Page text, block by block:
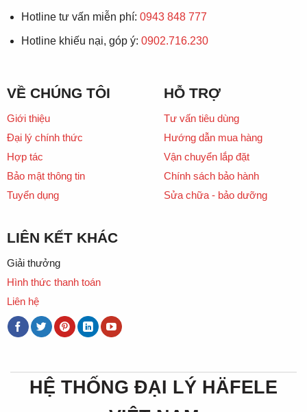
Hotline tư vấn miễn phí: 0943 848 777
Hotline khiếu nại, góp ý: 0902.716.230
VỀ CHÚNG TÔI
Giới thiệu
Đại lý chính thức
Hợp tác
Bảo mật thông tin
Tuyển dụng
HỖ TRỢ
Tư vấn tiêu dùng
Hướng dẫn mua hàng
Vận chuyển lắp đặt
Chính sách bảo hành
Sửa chữa - bảo dưỡng
LIÊN KẾT KHÁC
Giải thưởng
Hình thức thanh toán
Liên hệ
HỆ THỐNG ĐẠI LÝ HÄFELE